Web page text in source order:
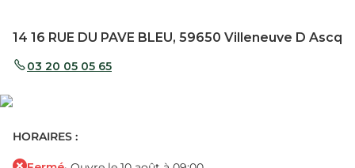
14 16 RUE DU PAVE BLEU, 59650 Villeneuve D Ascq
03 20 05 05 65
HORAIRES :